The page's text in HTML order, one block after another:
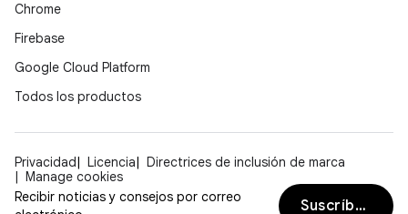
Chrome
Firebase
Google Cloud Platform
Todos los productos
Privacidad Licencia
Directrices de inclusión de marca
Manage cookies
Recibir noticias y consejos por correo
Suscríbete